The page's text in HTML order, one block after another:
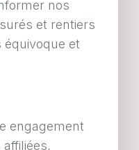
nos
et rentiers
équivoque et
engagement